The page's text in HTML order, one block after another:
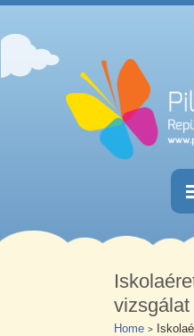
Home
Egésznapos
Délutáni iskola-
vizsgálat
Home >